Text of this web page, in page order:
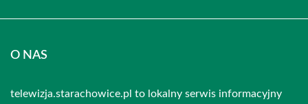
O NAS
telewizja.starachowice.pl to lokalny serwis informacyjny